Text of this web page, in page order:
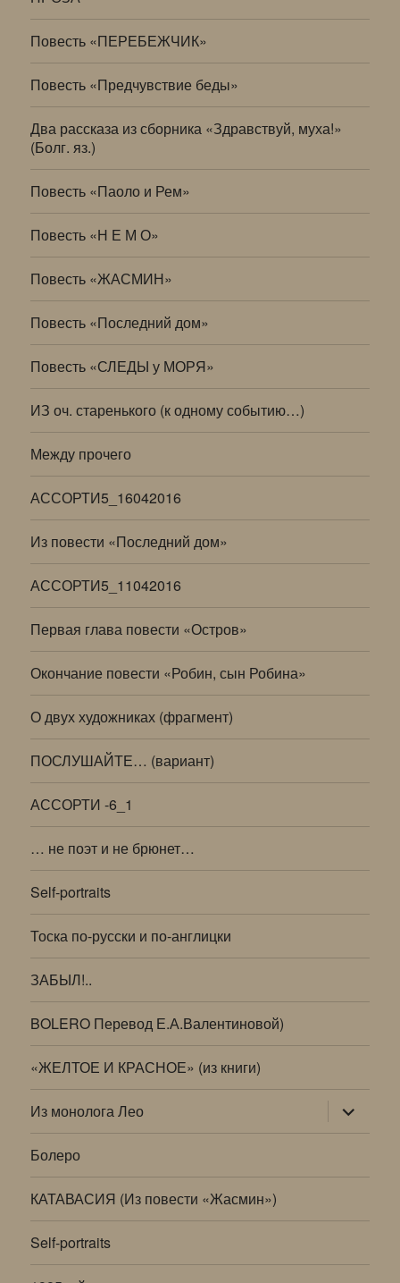
Повесть «ПЕРЕБЕЖЧИК»
Повесть «Предчувствие беды»
Два рассказа из сборника «Здравствуй, муха!»
(Болг. яз.)
Повесть «Паоло и Рем»
Повесть «Н Е М О»
Повесть «ЖАСМИН»
Повесть «Последний дом»
Повесть «СЛЕДЫ у МОРЯ»
ИЗ оч. старенького (к одному событию…)
Между прочего
АССОРТИ5_16042016
Из повести «Последний дом»
АССОРТИ5_11042016
Первая глава повести «Остров»
Окончание повести «Робин, сын Робина»
О двух художниках (фрагмент)
ПОСЛУШАЙТЕ… (вариант)
АССОРТИ -6_1
… не поэт и не брюнет…
Self-portraits
Тоска по-русски и по-англицки
ЗАБЫЛ!..
BOLERO Перевод Е.А.Валентиновой)
«ЖЕЛТОЕ И КРАСНОЕ» (из книги)
Из монолога Лео раскрыть
дочернее
меню
Болеро
КАТАВАСИЯ (Из повести «Жасмин»)
Self-portraits